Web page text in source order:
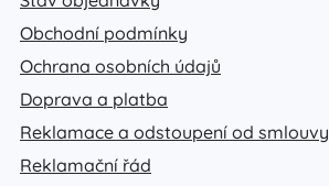
Obchodní podmínky
Ochrana osobních údajů
Doprava a platba
Reklamace a odstoupení od smlouvy
Reklamační řád